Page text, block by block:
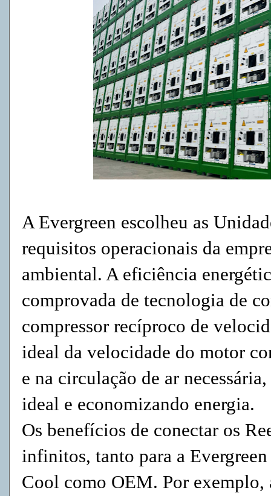
A Evergreen escolheu as
requisitos operacionais da
ambiental. A eficiência
comprovada de tecnologia de
compressor recíproco de
ideal da velocidade do motor
e na circulação de ar
ideal e economizando energia.
Os benefícios de conectar os
infinitos, tanto para a
Cool como OEM. Por exemplo,